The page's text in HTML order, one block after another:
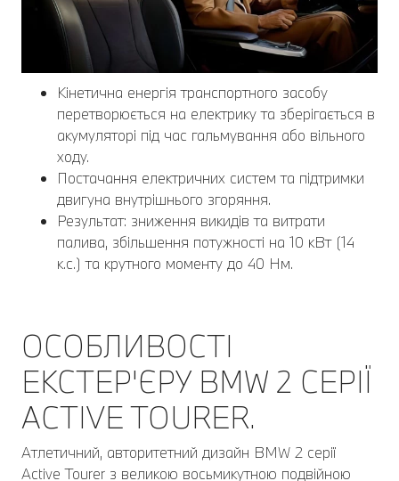
Кінетична енергія транспортного засобу
перетворюється на електрику та зберігається в
акумуляторі під час гальмування або вільного
ходу.
Постачання електричних систем та підтримки
двигуна внутрішнього згоряння.
Результат: зниження викидів та витрати
палива, збільшення потужності на 10 кВт (14
к.с.) та крутного моменту до 40 Нм.
ОСОБЛИВОСТІ
ЕКСТЕР'ЄРУ BMW 2 СЕРІЇ
ACTIVE TOURER.
Атлетичний, авторитетний дизайн BMW 2 серії
Active Tourer з великою восьмикутною подвійною